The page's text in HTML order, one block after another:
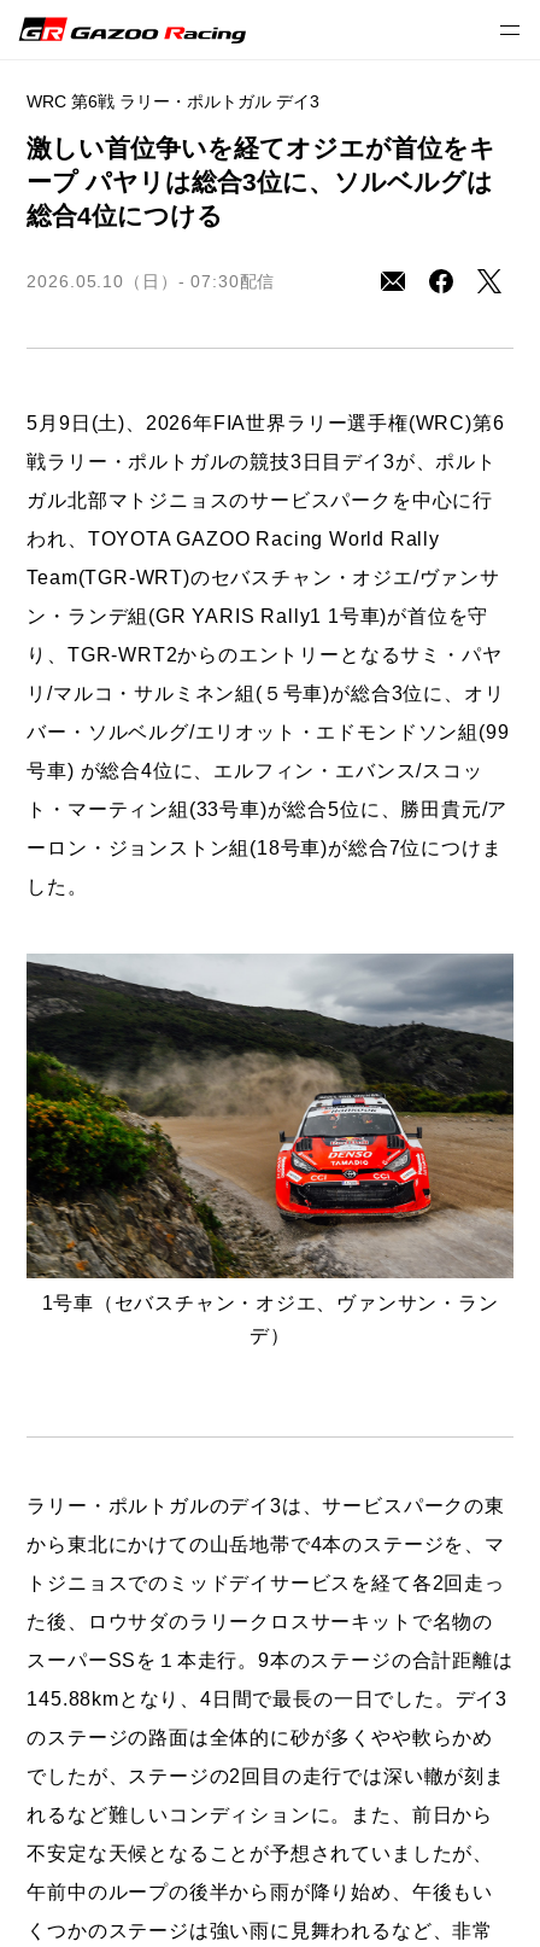
プレスリリース モータースポーツ
WRC 第6戦 ラリー・ポルトガル デイ3
激しい首位争いを経てオジエが首位をキ
ープパヤリは総合3位に、ソルベルグは
総合4位につける
2026.05.10（日）- 07:30配信
5月9日(土)、2026年FIA世界ラリー選手権(WRC)第6
戦ラリー・ポルトガルの競技3日目デイ3が、ポルト
ガル北部マトジニョスのサービスパークを中心に行
われ、TOYOTA GAZOO Racing World Rally
Team(TGR-WRT)のセバスチャン・オジエ/ヴァンサ
ン・ランデ組(GR YARIS Rally1 1号車)が首位を守
り、TGR-WRT2からのエントリーとなるサミ・パヤ
リ/マルコ・サルミネン組(５号車)が総合3位に、オリ
バー・ソルベルグ/エリオット・エドモンドソン組(99
号車) が総合4位に、エルフィン・エバンス/スコッ
ト・マーティン組(33号車)が総合5位に、勝田貴元/ア
ーロン・ジョンストン組(18号車)が総合7位につけま
した。
1号車（セバスチャン・オジエ、ヴァンサン・ラン
デ）
ラリー・ポルトガルのデイ3は、サービスパークの東
から東北にかけての山岳地帯で4本のステージを、マ
トジニョスでのミッドデイサービスを経て各2回走っ
た後、ロウサダのラリークロスサーキットで名物の
スーパーSSを１本走行。9本のステージの合計距離は
145.88kmとなり、4日間で最長の一日でした。デイ3
のステージの路面は全体的に砂が多くやや軟らかめ
でしたが、ステージの2回目の走行では深い轍が刻ま
れるなど難しいコンディションに。また、前日から
不安定な天候となることが予想されていましたが、
午前中のループの後半から雨が降り始め、午後もい
くつかのステージは強い雨に見舞われるなど、非常